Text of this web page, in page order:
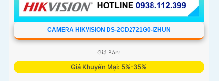
CAMERA HIKVISION DS-2CD2721G0-IZHUN
Giá Bán:
Giá Khuyến Mại: 5%-35%